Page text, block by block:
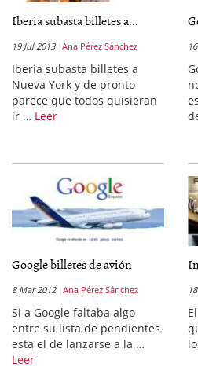
Iberia subasta billetes a...
19 Jul 2013 Ana Pérez Sánchez
Iberia subasta billetes a
Nueva York y de pronto
parece que todos quisieran
ir … Leer
Google billetes de avión
8 Mar 2012 Ana Pérez Sánchez
Si a Google faltaba algo
entre su lista de pendientes
esta el de lanzarse a la …
Leer